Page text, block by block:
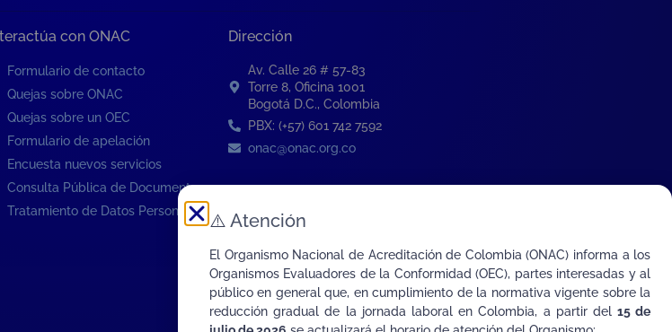
con ONAC
Formulario de contacto
Quejas sobre ONAC
Quejas sobre un OEC
Formulario de apelación
Encuesta nuevos servicios
Consulta Pública de Documentos
Tratamiento de Datos Personales
Dirección
Av. Calle 26 # 57-83
Torre 8, Oficina 1001
Bogotá D.C., Colombia
PBX: (+57) 601 742 7592
onac@onac.org.co
⚠️ Atención
El Organismo Nacional de Acreditación de Colombia (ONAC) informa a los
Organismos Evaluadores de la Conformidad (OEC), partes interesadas y al
público en general que, en cumplimiento de la normativa vigente sobre la
reducción gradual de la jornada laboral en Colombia, a partir del15 de